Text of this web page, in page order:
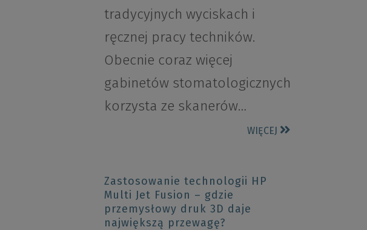
tradycyjnych wyciskach i
ręcznej pracy techników.
Obecnie coraz więcej
gabinetów stomatologicznych
korzysta ze skanerów…
WIĘCEJ
Zastosowanie technologii HP
Multi Jet Fusion – gdzie
przemysłowy druk 3D daje
największą przewagę?